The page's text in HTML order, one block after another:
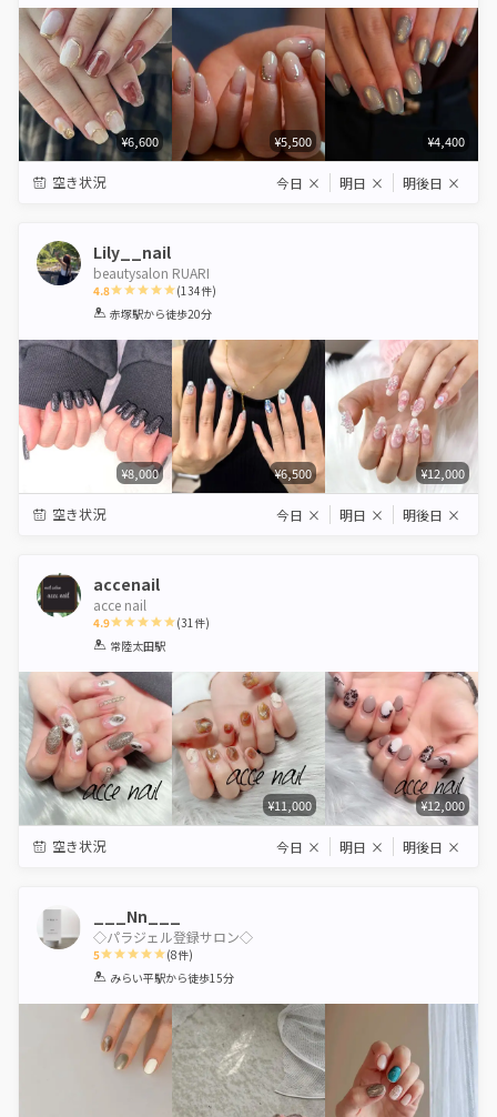
¥6,600 ¥5,500 ¥4,400
空き状況 今日 × 明日 × 明後日 ×
Lily__nail
beautysalon RUARI
4.8
1 2 3 4 5
(134件)
赤塚駅から徒歩20分
¥8,000 ¥6,500 ¥12,000
空き状況 今日 × 明日 × 明後日 ×
accenail
acce nail
4.9
1 2 3 4 5
(31件)
常陸太田駅
¥11,000 ¥12,000
空き状況 今日 × 明日 × 明後日 ×
___Nn___
◇パラジェル登録サロン◇
5
1 2 3 4 5
(8件)
みらい平駅から徒歩15分